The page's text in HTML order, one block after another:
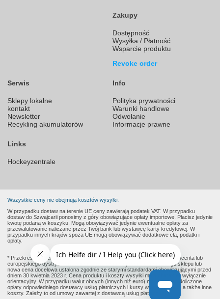
Zakupy
Dostępność
Wysyłka / Płatność
Wsparcie produktu
Revoke order
Serwis
Sklepy lokalne
kontakt
Newsletter
Recykling akumulatorów
Info
Polityka prywatności
Warunki handlowe
Odwołanie
Informacje prawne
Links
Hockeyzentrale
Wszystkie ceny nie obejmują kosztów wysyłki.
W przypadku dostaw na terenie UE ceny zawierają podatek VAT. W przypadku
dostaw do Szwajcarii ponosimy z góry obowiązujące opłaty importowe. Płacisz jedynie
kwotę podaną w koszyku. Mogą obowiązywać jedynie ewentualne opłaty za
przewalutowanie naliczane przez Twój bank lub wystawcę karty kredytowej. W
przypadku innych krajów spoza UE mogą obowiązywać dodatkowe cła, podatki i
opłaty.
* Przekreślone ceny to sugerowane ceny detaliczne podane przez producenta lub
europejskiego dystrybutora w momencie dodania produktu do naszego sklepu lub
nowa cena docelowa ustalona zgodnie ze starymi standardami obowiązującymi przed
dniem 30 kwietnia 2023 r. Cena produktu i koszty wysyłki mają charakter wyłącznie
orientacyjny. W przypadku walut obcych (innych niż euro) mogą zostać doliczone
opłaty odpowiedniego dostawcy usług płatniczych i kursy wymiany walut, a także inne
koszty. Zależy to od umowy zawartej z dostawcą usług płatniczych.